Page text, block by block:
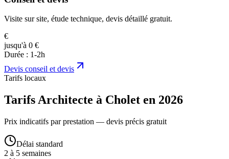
Visite sur site, étude technique, devis détaillé gratuit.
€
jusqu'à 0 €
Durée : 1-2h
Devis conseil et devis
Tarifs locaux
Tarifs Architecte à Cholet en 2026
Prix indicatifs par prestation — devis précis gratuit
Délai standard
2 à 5 semaines